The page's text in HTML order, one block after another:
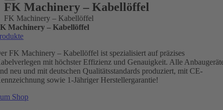
FK Machinery – Kabellöffel
FK Machinery – Kabellöffel
Machinery – Kabellöffel
FK Machinery – Kabellöffel ist spezialisiert auf präzises
mit höchster Effizienz und Genauigkeit. Alle
neu und mit deutschen Qualitätsstandards produziert, mit CE-
sowie 1-Jähriger Herstellergarantie!
Shop